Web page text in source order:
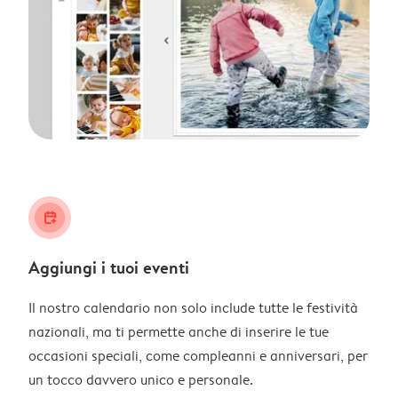
calendar_plus
Aggiungi i tuoi eventi
Il nostro calendario non solo include tutte le festività
nazionali, ma ti permette anche di inserire le tue
occasioni speciali, come compleanni e anniversari, per
un tocco davvero unico e personale.